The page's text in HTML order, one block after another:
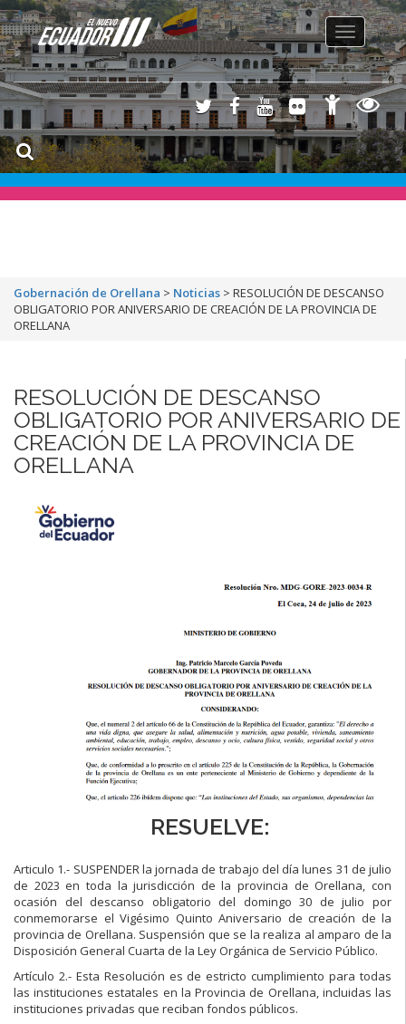
Toggle
navigation
Gobernación de Orellana > Noticias > RESOLUCIÓN DE DESCANSO
OBLIGATORIO POR ANIVERSARIO DE CREACIÓN DE LA PROVINCIA DE
ORELLANA
RESOLUCIÓN DE DESCANSO
OBLIGATORIO POR ANIVERSARIO DE
CREACIÓN DE LA PROVINCIA DE
ORELLANA
RESUELVE:
Articulo 1.- SUSPENDER la jornada de trabajo del día lunes 31 de julio
de 2023 en toda la jurisdicción de la provincia de Orellana, con
ocasión del descanso obligatorio del domingo 30 de julio por
conmemorarse el Vigésimo Quinto Aniversario de creación de la
provincia de Orellana. Suspensión que se la realiza al amparo de la
Disposición General Cuarta de la Ley Orgánica de Servicio Público.
Artículo 2.- Esta Resolución es de estricto cumplimiento para todas
las instituciones estatales en la Provincia de Orellana, incluidas las
instituciones privadas que reciban fondos públicos.